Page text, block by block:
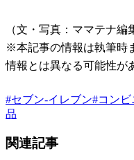
（文・写真：ママテナ編
※本記事の情報は執筆時
情報とは異なる可能性が
#セブン-イレブン#コン
品
関連記事